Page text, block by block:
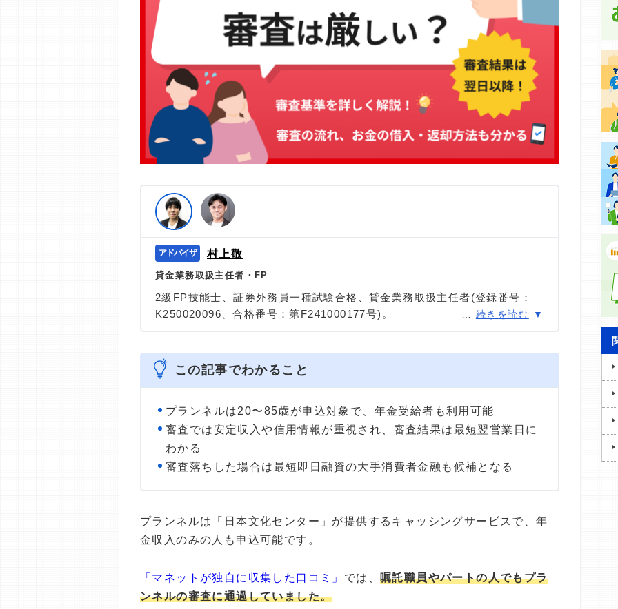
村上敬
貸金業務取扱主任者・FP
2級FP技能士、証券外務員一種試験合格、貸金業務取扱主任者(登録番号：
K250020096、合格番号：第F241000177号)。
は計2000本以上。ローン利用者へのインタビューなども多数実施し、専門知
識と事実に基づいた信頼性の高い情報発信を心がけている。
… 続きを読む
この記事でわかること
プランネルは20〜85歳が申込対象で、年金受給者も利用可能
審査では安定収入や信用情報が重視され、審査結果は最短翌営業日に
わかる
審査落ちした場合は最短即日融資の大手消費者金融も候補となる
プランネルは「日本文化センター」が提供するキャッシングサービスで、年
金収入のみの人も申込可能です。
「マネットが独自に収集した口コミ」 では、嘱託職員やパートの人でもプラ
ンネルの審査に通過していました。